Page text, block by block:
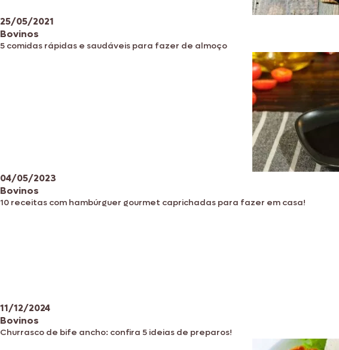
25/05/2021
Bovinos
5 comidas rápidas e saudáveis para fazer de almoço
04/05/2023
Bovinos
10 receitas com hambúrguer gourmet caprichadas para fazer em casa!
11/12/2024
Bovinos
Churrasco de bife ancho: confira 5 ideias de preparos!